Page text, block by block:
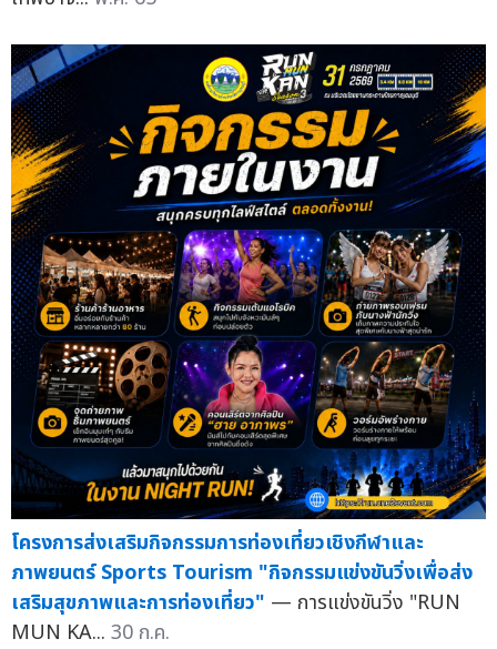
โครงการส่งเสริมกิจกรรมการท่องเที่ยวเชิงกีฬาและ
ภาพยนตร์ Sports Tourism "กิจกรรมแข่งขันวิ่งเพื่อส่ง
เสริมสุขภาพและการท่องเที่ยว" — การแข่งขันวิ่ง "RUN
MUN KA... 30 ก.ค.